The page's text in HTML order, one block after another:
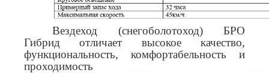
Вездеход (снегоболотоход) БРО
Гибрид отличает высокое качество,
функциональность, комфортабельность и
проходимость